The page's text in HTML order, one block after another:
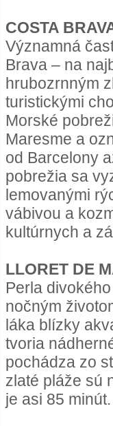
COSTA
Významná
Brava – na
hrubozrnným
turistickými
Morské
Maresme a
od Barcelony
pobrežia sa
lemovanými
vábivou a
kultúrnych a
LLORET DE
Perla
nočným
láka blízky
tvoria
pochádza zo
zlaté pláže sú
je asi 85 minút.